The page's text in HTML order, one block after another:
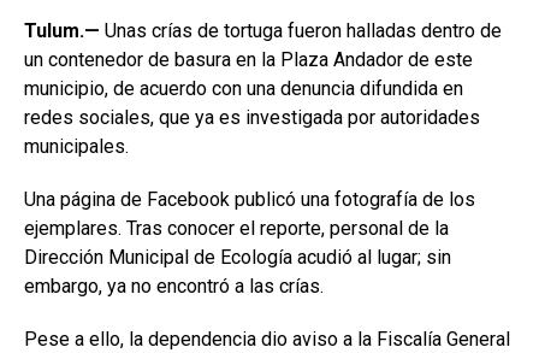
Tulum.— Unas crías de tortuga fueron halladas dentro de
un contenedor de basura en la Plaza Andador de este
municipio, de acuerdo con una denuncia difundida en
redes sociales, que ya es investigada por autoridades
municipales.
Una página de Facebook publicó una fotografía de los
ejemplares. Tras conocer el reporte, personal de la
Dirección Municipal de Ecología acudió al lugar; sin
embargo, ya no encontró a las crías.
Pese a ello, la dependencia dio aviso a la Fiscalía General